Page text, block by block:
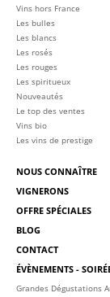
Vins hors France
Les bulles
Les blancs
Les rosés
Les rouges
Les spiritueux
Nouveautés
Le top des ventes
Vins bio
Les vins de prestige
NOUS CONNAÎTRE
VIGNERONS
OFFRE SPÉCIALES
BLOG
CONTACT
ÉVÈNEMENTS -
Grandes Dégustations